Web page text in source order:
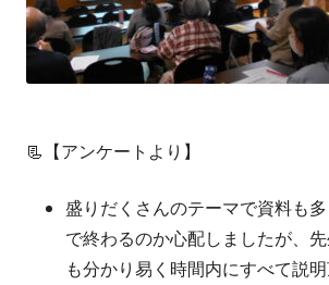
📃【アンケートより】
盛りだくさんのテーマで資料も
で終わるのか心配しましたが、
も分かり易く時間内にすべて説